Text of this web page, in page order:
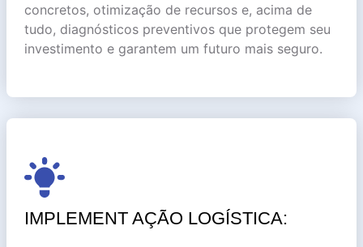
concretos, otimização de recursos e, acima de
tudo, diagnósticos preventivos que protegem seu
investimento e garantem um futuro mais seguro.
IMPLEMENT AÇÃO LOGÍSTICA: